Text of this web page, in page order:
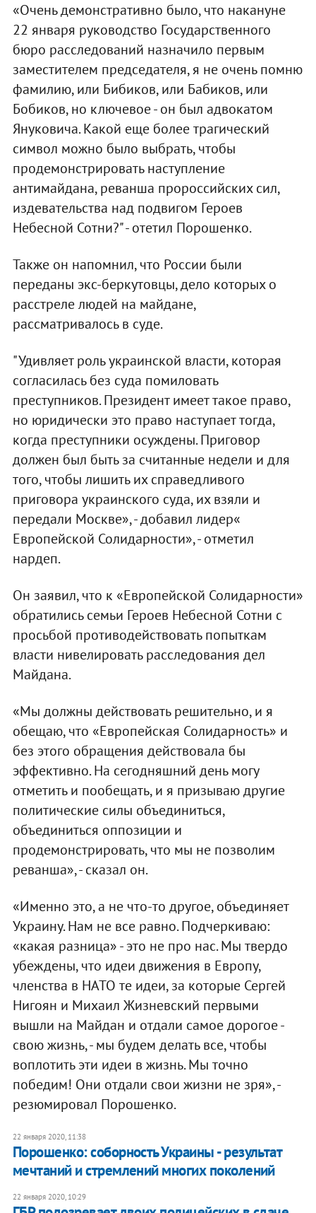
«Очень демонстративно было, что накануне
22 января руководство Государственного
бюро расследований назначило первым
заместителем председателя, я не очень помню
фамилию, или Бибиков, или Бабиков, или
Бобиков, но ключевое - он был адвокатом
Януковича. Какой еще более трагический
символ можно было выбрать, чтобы
продемонстрировать наступление
антимайдана, реванша пророссийских сил,
издевательства над подвигом Героев
Небесной Сотни?" - отетил Порошенко.
Также он напомнил, что России были
переданы экс-беркутовцы, дело которых о
расстреле людей на майдане,
рассматривалось в суде.
"Удивляет роль украинской власти, которая
согласилась без суда помиловать
преступников. Президент имеет такое право,
но юридически это право наступает тогда,
когда преступники осуждены. Приговор
должен был быть за считанные недели и для
того, чтобы лишить их справедливого
приговора украинского суда, их взяли и
передали Москве», - добавил лидер«
Европейской Солидарности», - отметил
нардеп.
Он заявил, что к «Европейской Солидарности»
обратились семьи Героев Небесной Сотни с
просьбой противодействовать попыткам
власти нивелировать расследования дел
Майдана.
«Мы должны действовать решительно, и я
обещаю, что «Европейская Солидарность» и
без этого обращения действовала бы
эффективно. На сегодняшний день могу
отметить и пообещать, и я призываю другие
политические силы объединиться,
объединиться оппозиции и
продемонстрировать, что мы не позволим
реванша», - сказал он.
«Именно это, а не что-то другое, объединяет
Украину. Нам не все равно. Подчеркиваю:
«какая разница» - это не про нас. Мы твердо
убеждены, что идеи движения в Европу,
членства в НАТО те идеи, за которые Сергей
Нигоян и Михаил Жизневский первыми
вышли на Майдан и отдали самое дорогое -
свою жизнь, - мы будем делать все, чтобы
воплотить эти идеи в жизнь. Мы точно
победим! Они отдали свои жизни не зря», -
резюмировал Порошенко.
22 января 2020, 11:38
Порошенко: соборность Украины - результат
мечтаний и стремлений многих поколений
22 января 2020, 10:29